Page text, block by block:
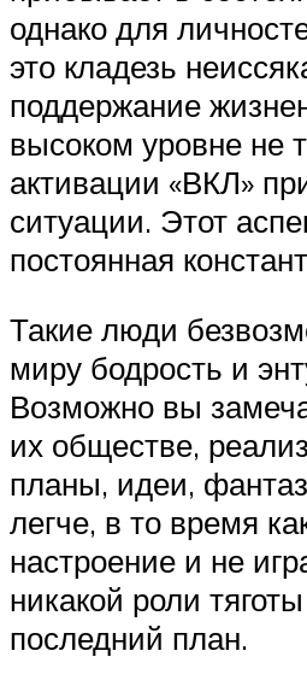
однако для
это кладезь
поддержание
высоком уровне не
активации «ВКЛ»
ситуации. Этот
постоянная
Такие люди
миру бодрость и
Возможно вы
их обществе,
планы, идеи,
легче, в то время
настроение и не
никакой роли
последний план.